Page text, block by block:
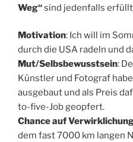
Weg“sind jedenfalls
Motivation: Ich will im
durch die USA radeln und
Mut/Selbsbewusstsein:
Künstler und Fotograf
ausgebaut und als Preis
to-five-Job geopfert.
Chance auf
dem fast 7000 km langen